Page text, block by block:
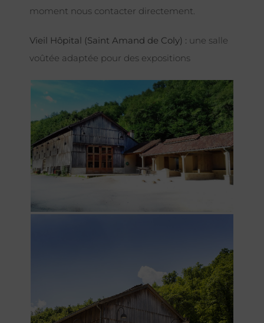
moment nous contacter directement.
Vieil Hôpital (Saint Amand de Coly) : une salle
voûtée adaptée pour des expositions